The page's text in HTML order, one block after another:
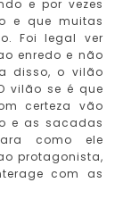
e por vezes
e que muitas
Foi legal ver
enredo e não
disso, o vilão
vilão se é que
certeza vão
e as sacadas
como ele
protagonista,
com as